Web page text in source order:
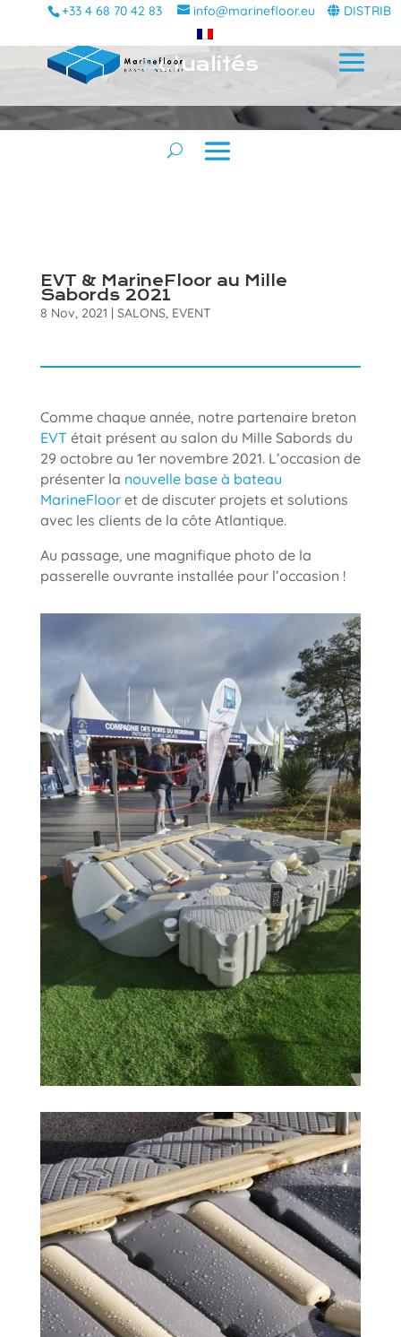
+33 4 68 70 42 83 info@marinefloor.eu DISTRIB
Actualités
EVT & MarineFloor au Mille
Sabords 2021
8 Nov, 2021 | SALONS, EVENT
Comme chaque année, notre partenaire breton
EVTétait présent au salon du Mille Sabords du
29 octobre au 1er novembre 2021. L’occasion de
présenter la nouvelle base à bateau
MarineFlooret de discuter projets et solutions
avec les clients de la côte Atlantique.
Au passage, une magnifique photo de la
passerelle ouvrante installée pour l’occasion !